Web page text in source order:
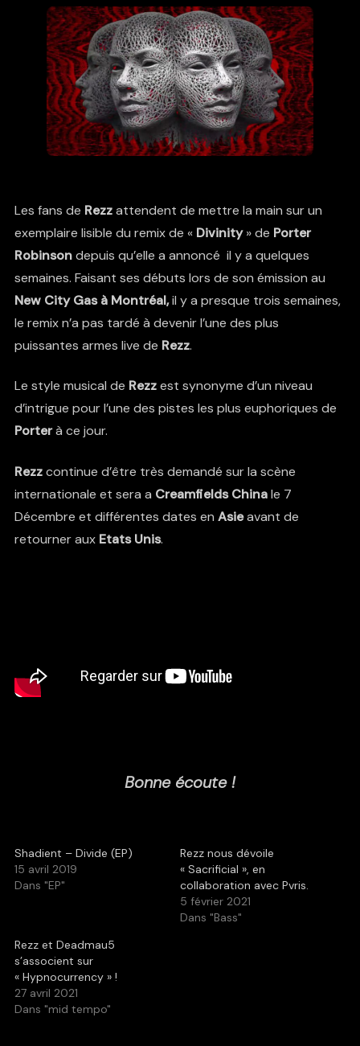
Les fans de Rezzattendent de mettre la main sur un
exemplaire lisible du remix de « Divinity» de Porter
Robinsondepuis qu’elle a annoncé il y a quelques
semaines. Faisant ses débuts lors de son émission au
New City Gas à Montréal,il y a presque trois semaines,
le remix n’a pas tardé à devenir l’une des plus
puissantes armes live de Rezz.
Le style musical de Rezzest synonyme d’un niveau
d’intrigue pour l’une des pistes les plus euphoriques de
Porterà ce jour.
Rezzcontinue d’être très demandé sur la scène
internationale et sera a Creamfields Chinale 7
Décembre et différentes dates en Asieavant de
retourner aux Etats Unis.
Bonne écoute !
Shadient – Divide (EP)
15 avril 2019
Dans "EP"
Rezz nous dévoile
« Sacrificial », en
collaboration avec Pvris.
5 février 2021
Dans "Bass"
Rezz et Deadmau5
s’associent sur
« Hypnocurrency » !
27 avril 2021
Dans "mid tempo"